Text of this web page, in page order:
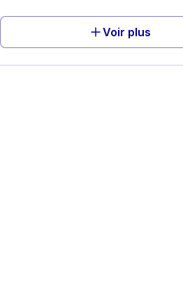
Voir plus